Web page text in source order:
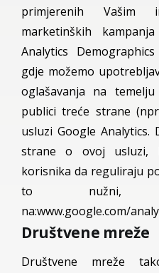
primjerenih Vašim
marketinških
Analytics
gdje možemo
oglašavanja na
publici treće strane
usluzi Google Analytics.
strane o ovoj usluzi,
korisnika da reguliraju
to nužni,
na:www.google.com/
Društvene mreže
Društvene mreže